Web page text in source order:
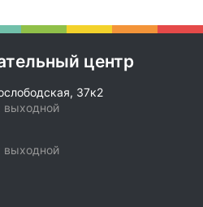
центр
37к2
выходной
выходной